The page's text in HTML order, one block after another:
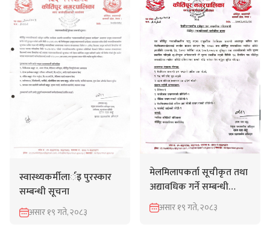
स्वास्थ्यकर्मीलार्इ पुरस्कार
सम्बन्धी सूचना
असार १९ गते, २०८३
मेलमिलापकर्ता सूचीकृत तथा
अद्यावधिक गर्ने सम्बन्धी
कीर्तिपुर नगरपालिकाको
सार्बजनिक सूचना।
असार १९ गते, २०८३